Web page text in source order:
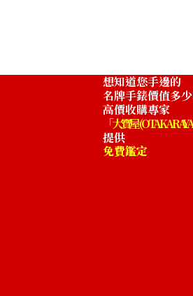
想知道您手邊的
名牌手錶價值多少
高價收購專家
「大寶屋
提供
免費鑑定